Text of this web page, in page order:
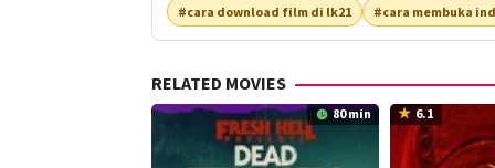
#cara download film di lk21
#cara membuka
RELATED MOVIES
80 min 6.1